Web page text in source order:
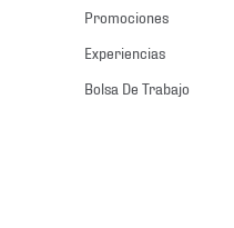
Promociones
Experiencias
Bolsa De Trabajo